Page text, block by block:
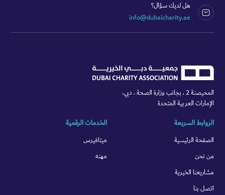
هل لديك سؤال؟
info@dubaicharity.ae
المحيصنة 2 ، بجانب وزارة الصحة ، دبي،
الإمارات العربية المتحدة
الروابط السريعة
الصفحة الرئيسية
من نحن
مشاريعنا الخيرية
اتصل بنا
الخدمات الرقمية
ميتافيرس
مهنه